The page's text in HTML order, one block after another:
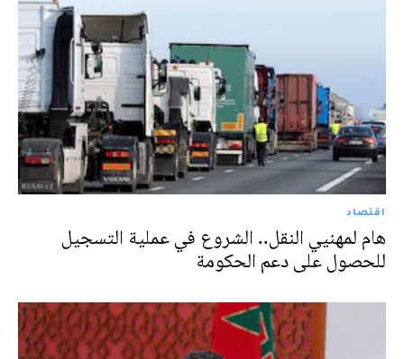
اقتصاد
هام لمهنيي النقل.. الشروع في عملية التسجيل
للحصول على دعم الحكومة